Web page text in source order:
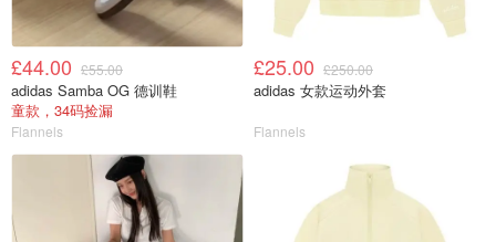
£44.00 £55.00
adidas Samba OG 德训鞋
童款，34码捡漏
Flannels
£25.00 £250.00
adidas 女款运动外套
Flannels